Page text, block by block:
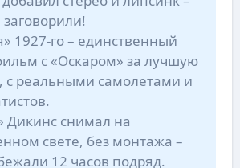
1927-го – единственный
с «Оскаром» за лучшую
с реальными самолетами и
Дикинс снимал на
свете, без монтажа –
12 часов подряд.